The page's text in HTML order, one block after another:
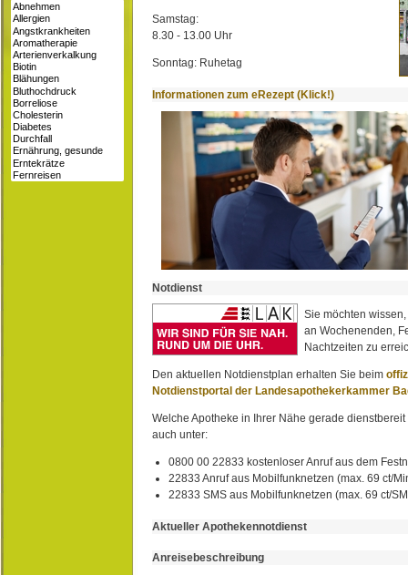
Samstag:
8.30 - 13.00 Uhr
Sonntag: Ruhetag
Informationen zum eRezept (Klick!)
Notdienst
Sie möchten
an Wochenenden,
Nachtzeiten zu
Den aktuellen Notdienstplan erhalten Sie beim
Notdienstportal der Landesapothekerkammer
Welche Apotheke in Ihrer Nähe gerade
auch unter:
0800 00 22833 kostenloser Anruf aus dem
22833 Anruf aus Mobilfunknetzen (max. 69 ct/
22833 SMS aus Mobilfunknetzen (max. 69 ct/
Aktueller Apothekennotdienst
Anreisebeschreibung